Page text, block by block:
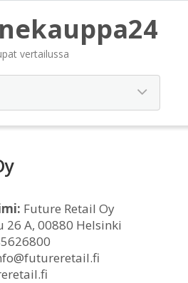
vertailussa
Future Retail Oy
26 A, 00880 Helsinki